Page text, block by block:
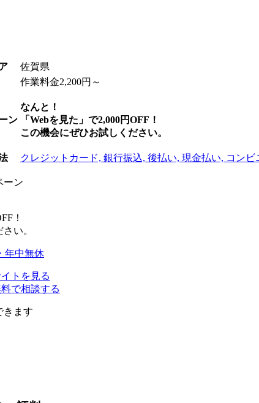
佐賀県
作業料金2,200円～
ン
なんと！
「Webを見た」で2,000円OFF！
この機会にぜひお試しください。
クレジットカード, 銀行振込, 後払い, 現金払い, コン
！
い。
年中無休
トを見る
で相談する
きます